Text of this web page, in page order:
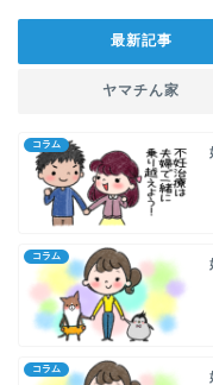
最新記事
ヤマチん家
コラム
コラム
コラム